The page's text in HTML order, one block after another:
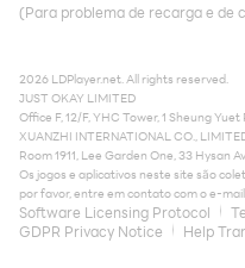
(Para problema de recarga e de
2026 LDPlayer.net. All rights reserved.
JUST OKAY LIMITED
Office F, 12/F, YHC Tower, 1 Sheung
XUANZHI INTERNATIONAL CO.,
Room 1911, Lee Garden One, 33 Hysan
Os jogos e aplicativos neste site são
por favor, entre em contato com o e-
Software Licensing Protocol
GDPR Privacy Notice
Help